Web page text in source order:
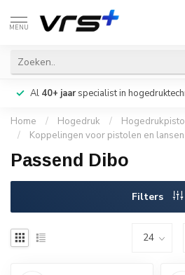
MENU
Al 40+ jaarspecialist in
Home / Hogedruk /
/
Koppelingen voor pistolen en lansen
Passend Dibo
Filters